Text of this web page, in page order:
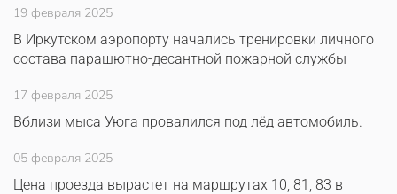
19 февраля 2025
В Иркутском аэропорту начались тренировки личного
состава парашютно-десантной пожарной службы
17 февраля 2025
Вблизи мыса Уюга провалился под лёд автомобиль.
05 февраля 2025
Цена проезда вырастет на маршрутах 10, 81, 83 в